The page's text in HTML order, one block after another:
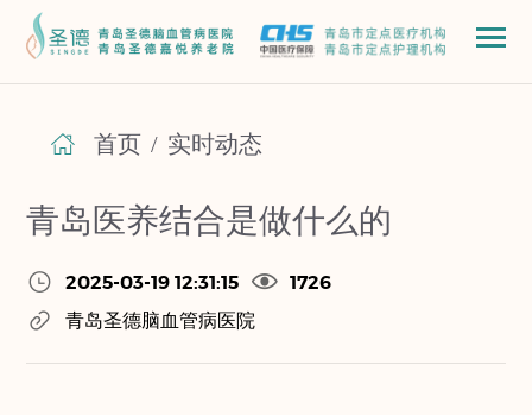
首页 / 实时动态
青岛医养结合是做什么的
2025-03-19 12:31:15
1726
青岛圣德脑血管病医院